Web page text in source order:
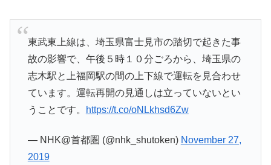
東武東上線は、埼玉県富士見市の踏切で起きた事
故の影響で、午後５時１０分ごろから、埼玉県の
志木駅と上福岡駅の間の上下線で運転を見合わせ
ています。運転再開の見通しは立っていないとい
うことです。
https://t.co/oNLkhsd6Zw
— NHK@首都圏 (@nhk_shutoken) November 27,
2019